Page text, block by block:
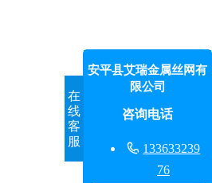
在
线
客
服
安平县艾瑞金属丝网有
限公司
咨询电话
 133633239
76